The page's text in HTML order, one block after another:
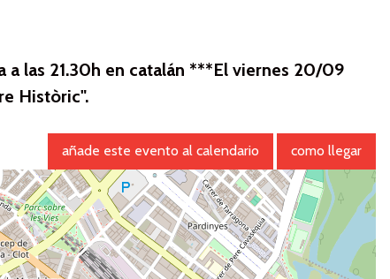
a las 21.30h en catalán ***El viernes 20/09
Històric".
añade este evento al calendario como llegar